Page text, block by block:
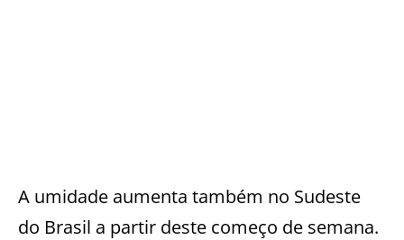
A umidade aumenta também no Sudeste
do Brasil a partir deste começo de semana.